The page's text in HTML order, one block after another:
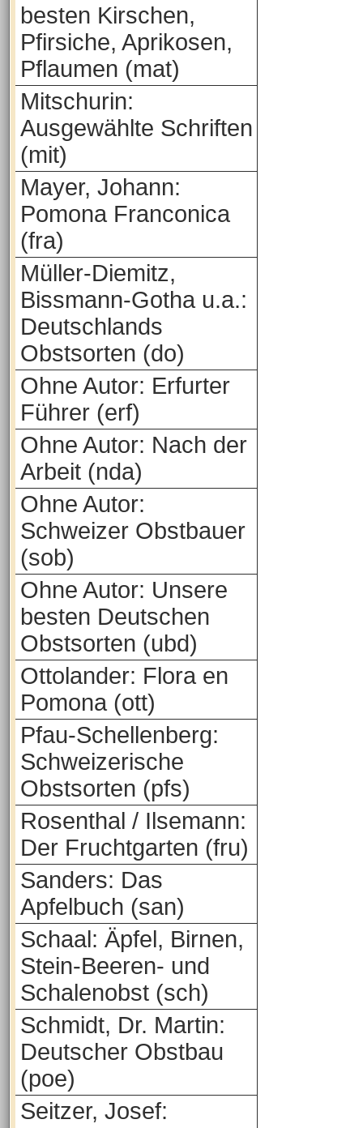
besten Kirschen,
Pfirsiche, Aprikosen,
Pflaumen (mat)
Mitschurin:
Ausgewählte Schriften
(mit)
Mayer, Johann:
Pomona Franconica
(fra)
Müller-Diemitz,
Bissmann-Gotha u.a.:
Deutschlands
Obstsorten (do)
Ohne Autor: Erfurter
Führer (erf)
Ohne Autor: Nach der
Arbeit (nda)
Ohne Autor:
Schweizer Obstbauer
(sob)
Ohne Autor: Unsere
besten Deutschen
Obstsorten (ubd)
Ottolander: Flora en
Pomona (ott)
Pfau-Schellenberg:
Schweizerische
Obstsorten (pfs)
Rosenthal / Ilsemann:
Der Fruchtgarten (fru)
Sanders: Das
Apfelbuch (san)
Schaal: Äpfel, Birnen,
Stein-Beeren- und
Schalenobst (sch)
Schmidt, Dr. Martin:
Deutscher Obstbau
(poe)
Seitzer, Josef: